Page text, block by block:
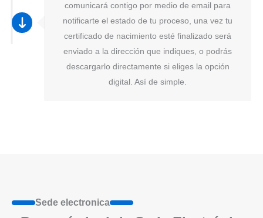
comunicará contigo por medio de email para
notificarte el estado de tu proceso, una vez tu
certificado de nacimiento esté finalizado será
enviado a la dirección que indiques, o podrás
descargarlo directamente si eliges la opción
digital. Así de simple.
Sede electronica